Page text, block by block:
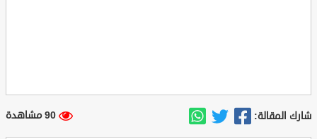
شارك المقالة: 90 مشاهدة